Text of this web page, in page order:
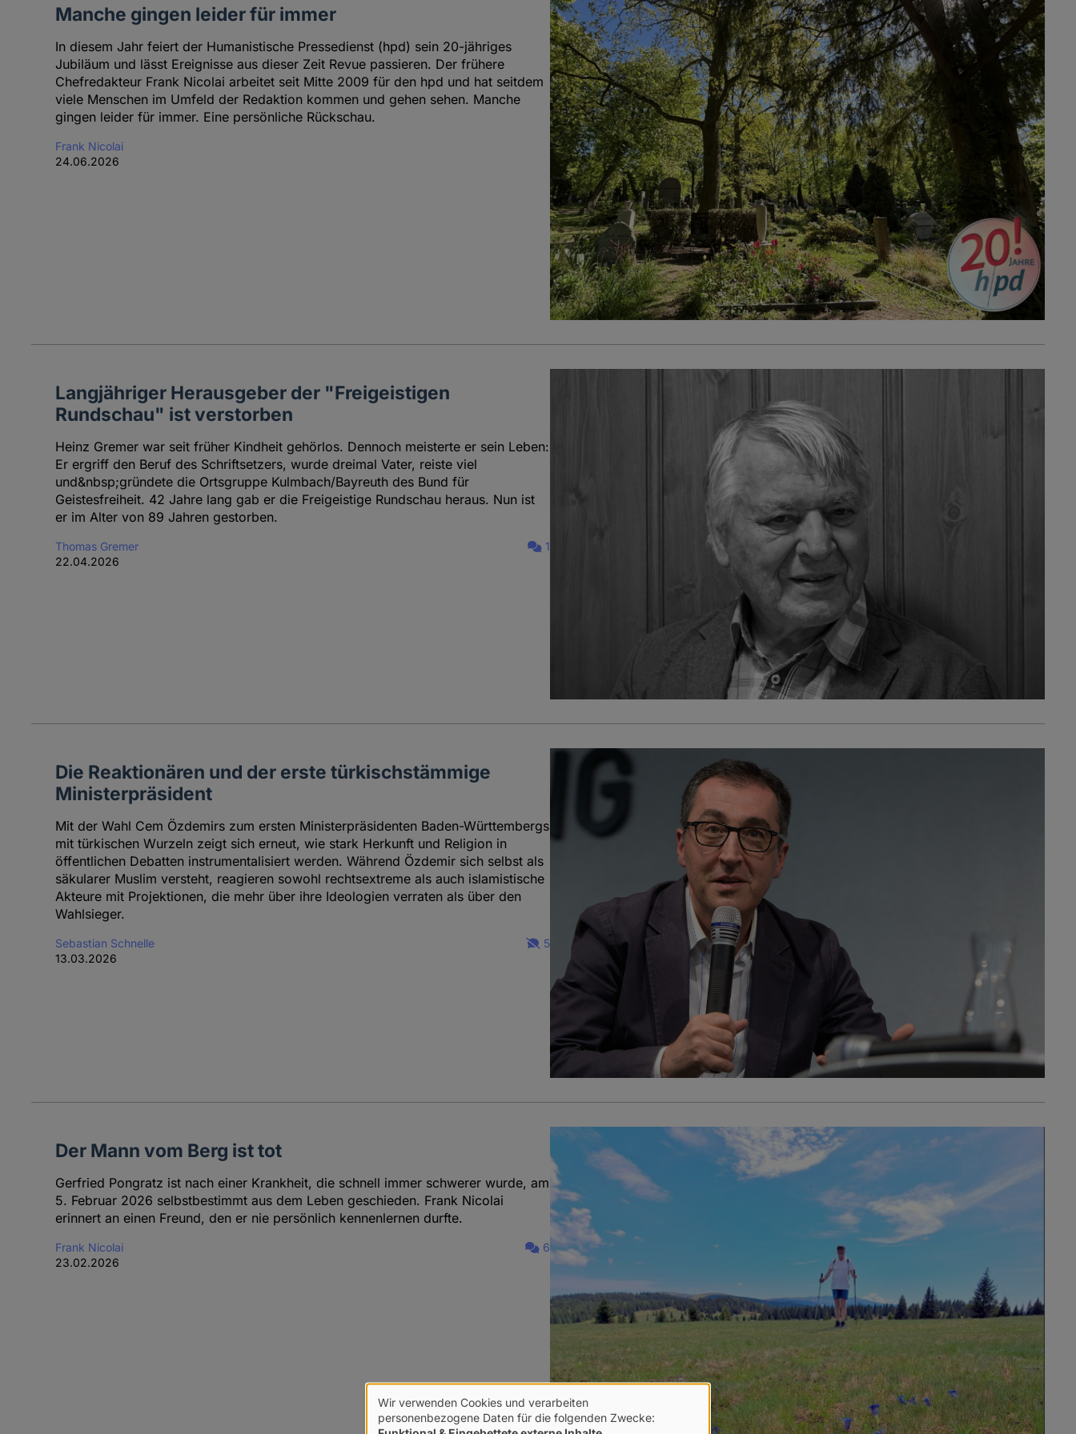
Manche gingen leider für immer
In diesem Jahr feiert der Humanistische Pressedienst (hpd) sein 20-jähriges
Jubiläum und lässt Ereignisse aus dieser Zeit Revue passieren. Der frühere
Chefredakteur Frank Nicolai arbeitet seit Mitte 2009 für den hpd und hat seitdem
viele Menschen im Umfeld der Redaktion kommen und gehen sehen. Manche
gingen leider für immer. Eine persönliche Rückschau.
Frank Nicolai
24.06.2026
Langjähriger Herausgeber der "Freigeistigen
Rundschau" ist verstorben
Heinz Gremer war seit früher Kindheit gehörlos. Dennoch meisterte er sein Leben:
Er ergriff den Beruf des Schriftsetzers, wurde dreimal Vater, reiste viel
und&nbsp;gründete die Ortsgruppe Kulmbach/Bayreuth des Bund für
Geistesfreiheit. 42 Jahre lang gab er die Freigeistige Rundschau heraus. Nun ist
er im Alter von 89 Jahren gestorben.
Thomas Gremer
22.04.2026
1
Die Reaktionären und der erste türkischstämmige
Ministerpräsident
Mit der Wahl Cem Özdemirs zum ersten Ministerpräsidenten Baden-Württembergs
mit türkischen Wurzeln zeigt sich erneut, wie stark Herkunft und Religion in
öffentlichen Debatten instrumentalisiert werden. Während Özdemir sich selbst als
säkularer Muslim versteht, reagieren sowohl rechtsextreme als auch islamistische
Akteure mit Projektionen, die mehr über ihre Ideologien verraten als über den
Wahlsieger.
Sebastian Schnelle
13.03.2026
5
Der Mann vom Berg ist tot
Gerfried Pongratz ist nach einer Krankheit, die schnell immer schwerer wurde, am
5. Februar 2026 selbstbestimmt aus dem Leben geschieden. Frank Nicolai
erinnert an einen Freund, den er nie persönlich kennenlernen durfte.
Frank Nicolai
23.02.2026
6
Verwendung
Wir verwenden Cookies und verarbeiten
personenbezogene Daten für die folgenden Zwecke: